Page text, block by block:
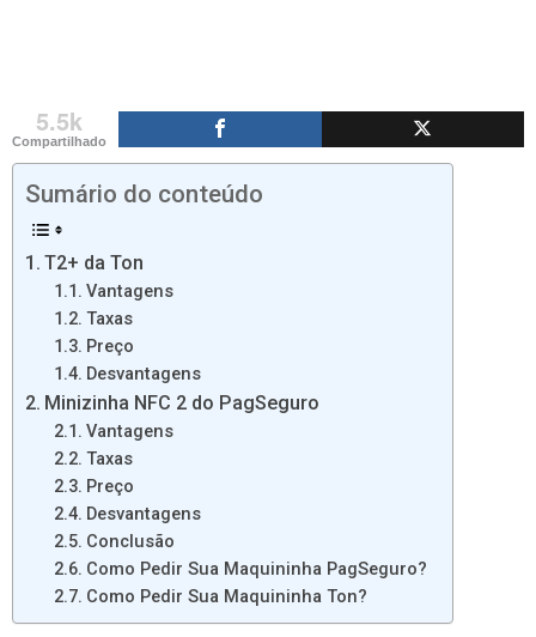
5.5k
Compartilhado
Sumário do conteúdo
T2+ da Ton
Vantagens
Taxas
Preço
Desvantagens
Minizinha NFC 2 do PagSeguro
Vantagens
Taxas
Preço
Desvantagens
Conclusão
Como Pedir Sua Maquininha PagSeguro?
Como Pedir Sua Maquininha Ton?